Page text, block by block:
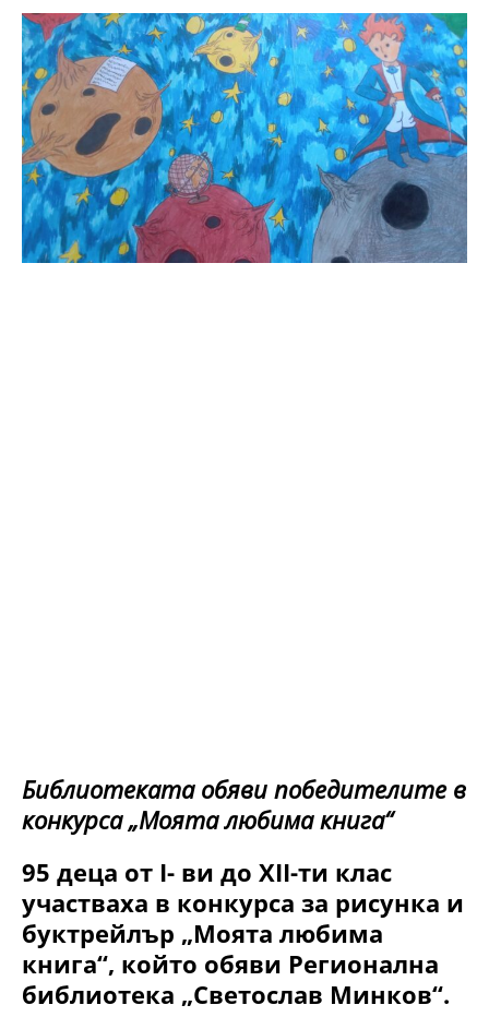
Библиотеката обяви победителите в
конкурса „Моята любима книга“
95 деца от I- ви до XII-ти клас
участваха в конкурса за рисунка и
буктрейлър „Моята любима
книга“, който обяви Регионална
библиотека „Светослав Минков“.